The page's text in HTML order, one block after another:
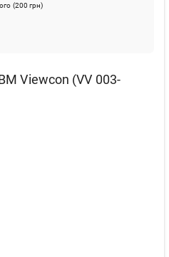
(200 грн)
Viewcon (VV 003-